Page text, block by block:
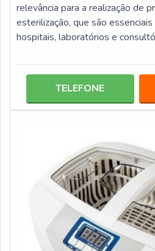
relevância para a realização de
esterilização, que são
hospitais, laboratórios e
produtos, entre eles:
elevada capacidade de
mais agilidade aos
TELEFONE